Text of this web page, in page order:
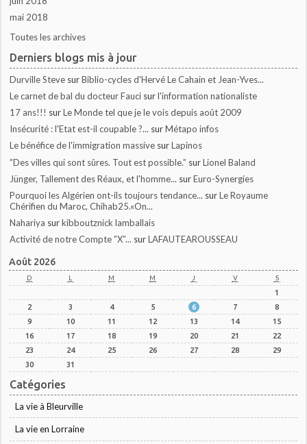
mai 2018
Toutes les archives
Derniers blogs mis à jour
Durville Steve surBiblio-cycles d'Hervé Le Cahain et Jean-Yves...
Le carnet de bal du docteur Fauci surl'information nationaliste
17 ans!!! surLe Monde tel que je le vois depuis août 2009
Insécurité : l'Etat est-il coupable ?... surMétapo infos
Le bénéfice de l'immigration massive surLapinos
”Des villes qui sont sûres. Tout est possible.” surLionel Baland
Jünger, Tallement des Réaux, et l'homme... surEuro-Synergies
Pourquoi les Algérien ont-ils toujours tendance... surLe Royaume
Chérifien du Maroc, Chihab25.«On...
Nahariya surkibboutznick lamballais
Activité de notre Compte ”X”... surLAFAUTEAROUSSEAU
Août 2026
D L M M J V S
1
2
3 4 5 6 7
8
9
10 11 12 13 14
15
16
17 18 19 20 21
22
23
24 25 26 27 28
29
30
31
Catégories
La vie à Bleurville
La vie en Lorraine